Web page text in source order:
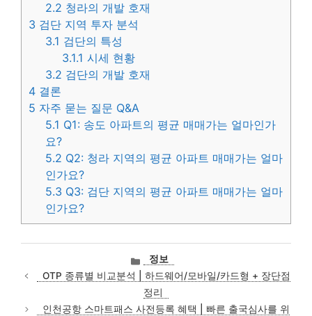
2.2 청라의 개발 호재
3 검단 지역 투자 분석
3.1 검단의 특성
3.1.1 시세 현황
3.2 검단의 개발 호재
4 결론
5 자주 묻는 질문 Q&A
5.1 Q1: 송도 아파트의 평균 매매가는 얼마인가
요?
5.2 Q2: 청라 지역의 평균 아파트 매매가는 얼마
인가요?
5.3 Q3: 검단 지역의 평균 아파트 매매가는 얼마
인가요?
카
테
고
리
정보
OTP 종류별 비교분석 | 하드웨어/모바일/카드형 + 장단점
정리
인천공항 스마트패스 사전등록 혜택 | 빠른 출국심사를 위